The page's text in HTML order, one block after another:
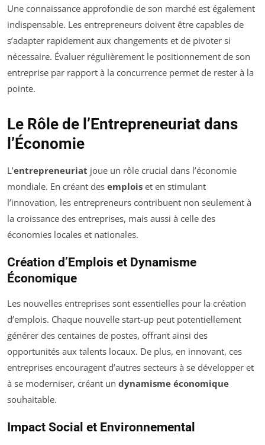
Une connaissance approfondie de son marché est également
indispensable. Les entrepreneurs doivent être capables de
s’adapter rapidement aux changements et de pivoter si
nécessaire. Évaluer régulièrement le positionnement de son
entreprise par rapport à la concurrence permet de rester à la
pointe.
Le Rôle de l’Entrepreneuriat dans
l’Économie
L’entrepreneuriat joue un rôle crucial dans l’économie
mondiale. En créant des emplois et en stimulant
l’innovation, les entrepreneurs contribuent non seulement à
la croissance des entreprises, mais aussi à celle des
économies locales et nationales.
Création d’Emplois et Dynamisme
Économique
Les nouvelles entreprises sont essentielles pour la création
d’emplois. Chaque nouvelle start-up peut potentiellement
générer des centaines de postes, offrant ainsi des
opportunités aux talents locaux. De plus, en innovant, ces
entreprises encouragent d’autres secteurs à se développer et
à se moderniser, créant un dynamisme économique
souhaitable.
Impact Social et Environnemental